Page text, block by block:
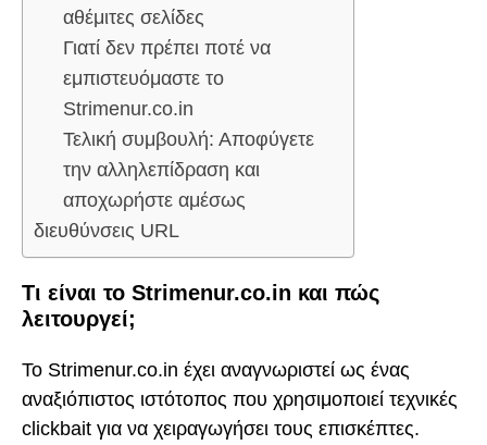
αθέμιτες σελίδες
Γιατί δεν πρέπει ποτέ να
εμπιστευόμαστε το
Strimenur.co.in
Τελική συμβουλή: Αποφύγετε
την αλληλεπίδραση και
αποχωρήστε αμέσως
διευθύνσεις URL
Τι είναι το Strimenur.co.in και πώς
λειτουργεί;
Το Strimenur.co.in έχει αναγνωριστεί ως ένας
αναξιόπιστος ιστότοπος που χρησιμοποιεί τεχνικές
clickbait για να χειραγωγήσει τους επισκέπτες.